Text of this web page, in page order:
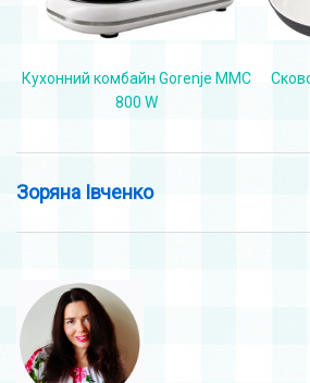
Кухонний комбайн Gorenje MMC
800 W
Зоряна Івченко